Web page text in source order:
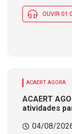
inscrições
OUVIR
ACAERT AGORA
ACAERT
atividades
maior04/08/